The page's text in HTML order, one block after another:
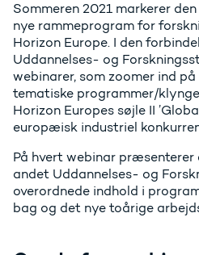
Sommeren 2021 markerer
nye rammeprogram for
Horizon Europe. I den
Uddannelses- og
webinarer, som zoomer ind
tematiske programmer/
Horizon Europes søjle II
europæisk industriel
På hvert webinar
andet Uddannelses- og
overordnede indhold i
bag og det nye toårige